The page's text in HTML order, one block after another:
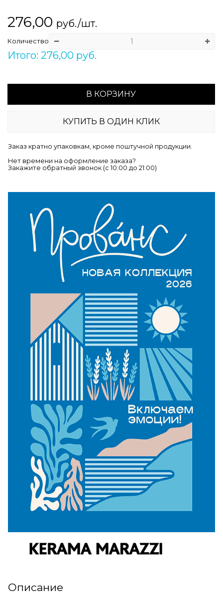
276,00 руб./шт.
Количество
Итого: 276,00 руб.
В КОРЗИНУ
КУПИТЬ В ОДИН КЛИК
Заказ кратно упаковкам, кроме поштучной продукции.
Нет времени на оформление заказа?
Закажите обратный звонок (c 10:00 до 21:00)
Описание